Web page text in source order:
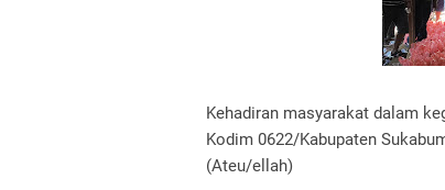
Kehadiran masyarakat dalam
Kodim 0622/Kabupaten
(Ateu/ellah)